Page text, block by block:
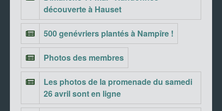
découverte à Hauset
500 genévriers plantés à Nampîre !
Photos des membres
Les photos de la promenade du samedi
26 avril sont en ligne